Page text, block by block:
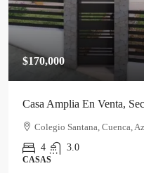
$170,000
Casa Amplia En Venta,
Colegio Santana, Cuenca,
4
3.0
CASAS